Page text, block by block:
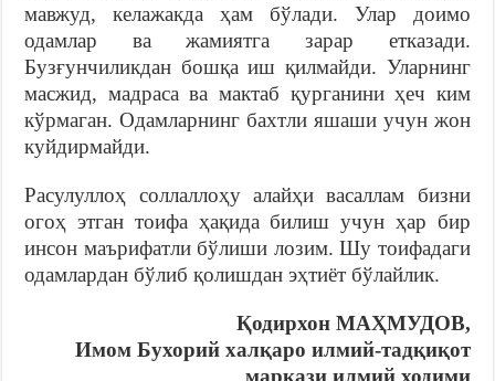
мавжуд, келажакда ҳам бўлади. Улар доимо
одамлар ва жамиятга зарар етказади.
Бузғунчиликдан бошқа иш қилмайди. Уларнинг
масжид, мадраса ва мактаб қурганини ҳеч ким
кўрмаган. Одамларнинг бахтли яшаши учун жон
куйдирмайди.
Расулуллоҳ соллаллоҳу алайҳи васаллам бизни
огоҳ этган тоифа ҳақида билиш учун ҳар бир
инсон маърифатли бўлиши лозим. Шу тоифадаги
одамлардан бўлиб қолишдан эҳтиёт бўлайлик.
Қодирхон МАҲМУДОВ,
Имом Бухорий халқаро илмий-тадқиқот
маркази илмий ходими